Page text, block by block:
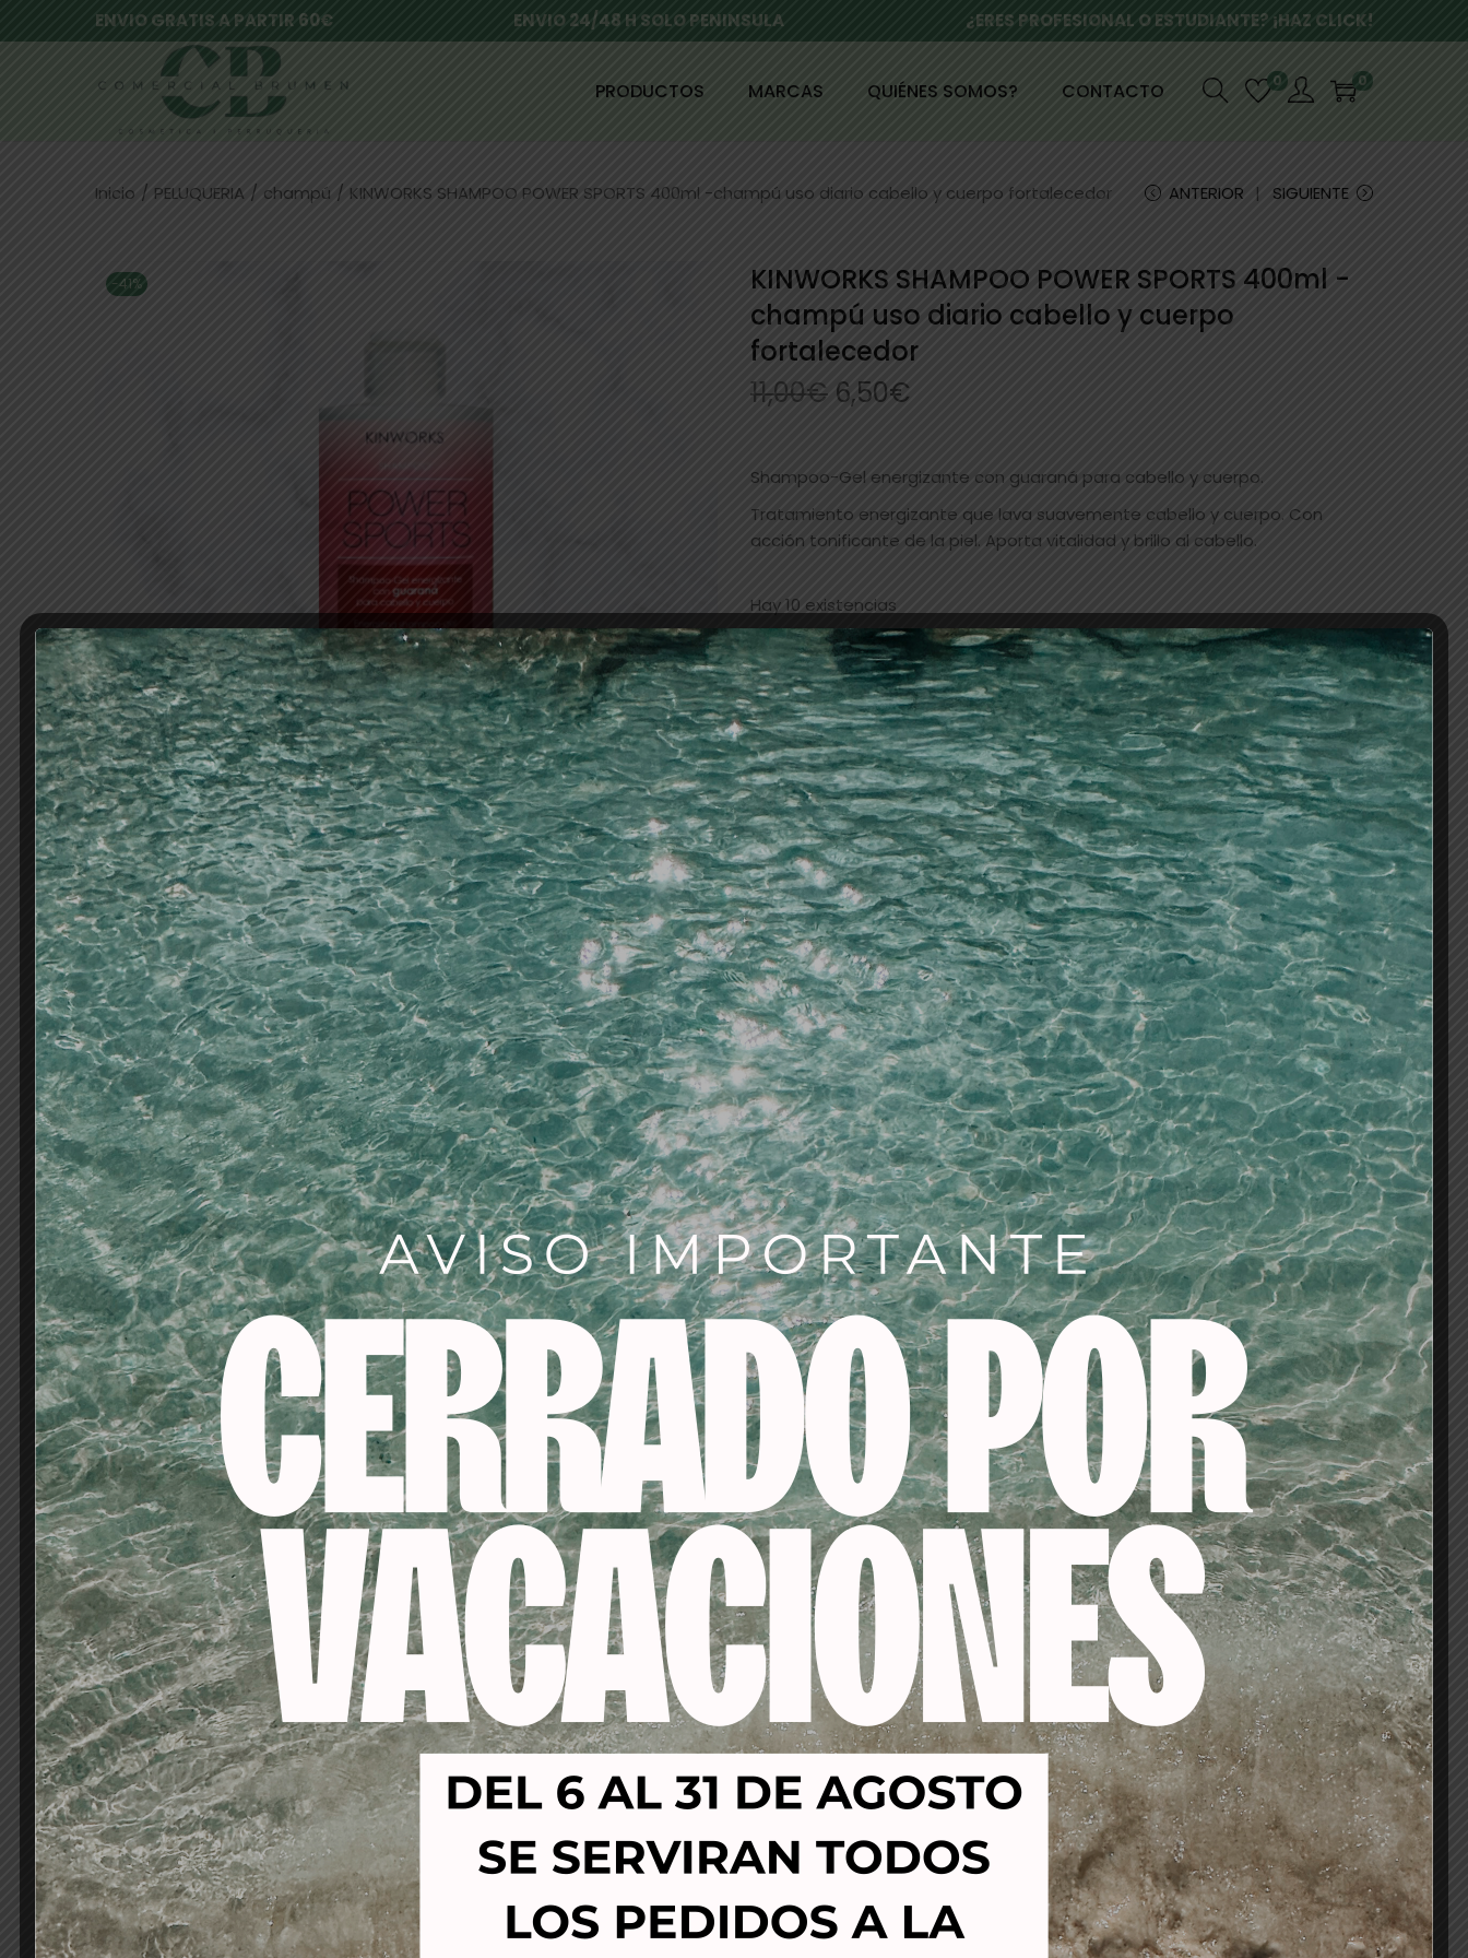
ENVIO GRATIS A PARTIR 60€ ENVIO 24/48 H SOLO PENINSULA ¿ERES PROFESIONAL O ESTUDIANTE? ¡HAZ CLICK!
PRODUCTOS MARCAS QUIÉNES SOMOS? CONTACTO 0 0
Inicio / PELUQUERIA / champú / KINWORKS SHAMPOO POWER SPORTS 400ml -champú uso diario cabello y cuerpo fortalecedor ANTERIOR SIGUIENTE
-41%
KINWORKS SHAMPOO POWER SPORTS 400ml -
champú uso diario cabello y cuerpo
fortalecedor
11,00€ 6,50€
Shampoo-Gel energizante con guaraná para cabello y cuerpo.
Tratamiento energizante que lava suavemente cabello y cuerpo. Con
acción tonificante de la piel. Aporta vitalidad y brillo al cabello.
Hay 10 existencias
AÑADIR AL CARRITO
Añadir a la lista de deseos
SKU:16346
Categorías:champú,PELUQUERIA
Descripción
ACTIVOS DESTACADOS:
Guaraná: Estimula el cuero cabello. Indicado para la desnutrición capilar, cabello quebradizo, cabello
sin cuerpo, sin elasticidad, débil y crecimiento lento.
Se basa en dos acciones:
1.- Estimula el cuero cabelludo. Los bioactivos vegetales ayudan a una mejor nutrición del bulbo piloso
y un crecimiento sano y fuerte del cabello.
2.- Acción fortificante. La estructura del tallo capilar se fortalece y se restaura frenando los procesos
de debilitación y envejecimiento del cabello.
Disponible en 400ml
Productos relacionados
-66% -53% -53% -53%